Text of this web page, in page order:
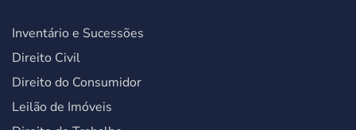
Inventário e Sucessões
Direito Civil
Direito do Consumidor
Leilão de Imóveis